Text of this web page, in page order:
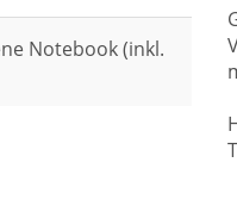
Notebook (inkl.